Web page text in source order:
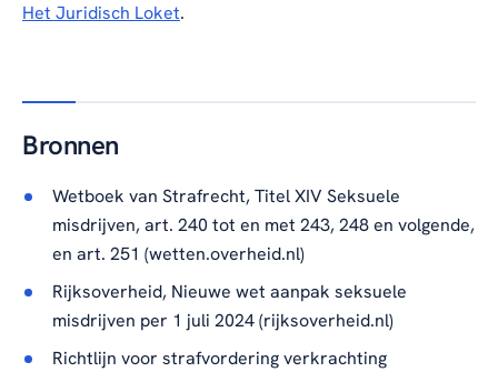
Het Juridisch Loket.
Bronnen
Wetboek van Strafrecht, Titel XIV Seksuele
misdrijven, art. 240 tot en met 243, 248 en volgende,
en art. 251 (wetten.overheid.nl)
Rijksoverheid, Nieuwe wet aanpak seksuele
misdrijven per 1 juli 2024 (rijksoverheid.nl)
Richtlijn voor strafvordering verkrachting